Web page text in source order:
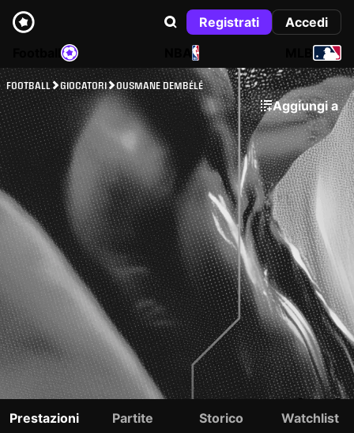
Registrati
Accedi
NBA
FOOTBALL GIOCATORI OUSMANE DEMBÉLÉ
Aggiungi a
OUSMANE DEMBÉLÉ
Prestazioni Partite Storico Watchlist